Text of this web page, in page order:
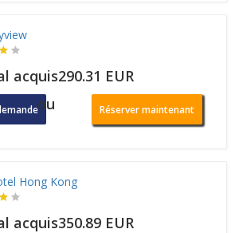
acquis290.31 EUR
ou Réserver maintenant
Hong Kong
acquis350.89 EUR